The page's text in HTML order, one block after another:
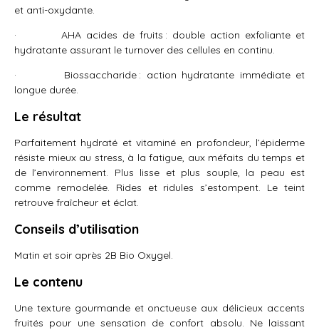
et anti-oxydante.
· AHA acides de fruits : double action exfoliante et
hydratante assurant le turnover des cellules en continu.
· Biossaccharide : action hydratante immédiate et
longue durée.
Le résultat
Parfaitement hydraté et vitaminé en profondeur, l’épiderme
résiste mieux au stress, à la fatigue, aux méfaits du temps et
de l’environnement. Plus lisse et plus souple, la peau est
comme remodelée. Rides et ridules s’estompent. Le teint
retrouve fraîcheur et éclat.
Conseils d’utilisation
Matin et soir après 2B Bio Oxygel.
Le contenu
Une texture gourmande et onctueuse aux délicieux accents
fruités pour une sensation de confort absolu. Ne laissant